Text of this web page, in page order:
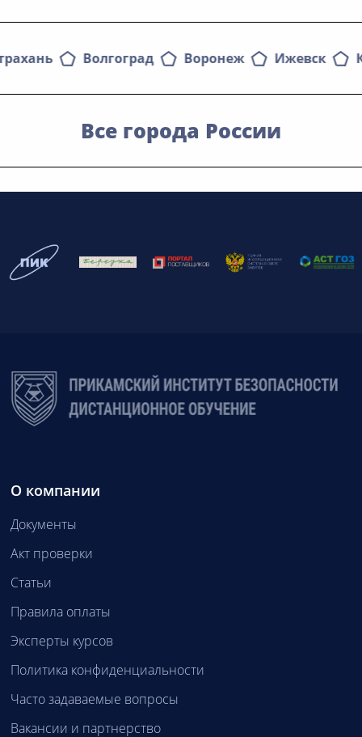
Волгоград Воронеж Ижевск
Все города России
О компании
Документы
Акт проверки
Статьи
Правила оплаты
Эксперты курсов
Политика конфиденциальности
Часто задаваемые вопросы
Вакансии и партнерство